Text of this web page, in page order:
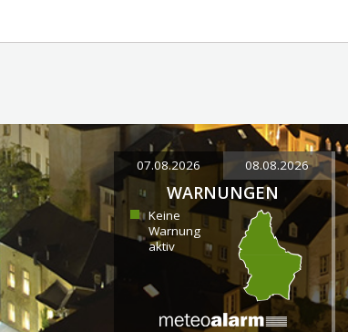
07.08.2026 08.08.2026
WARNUNGEN
Keine
Warnung
aktiv